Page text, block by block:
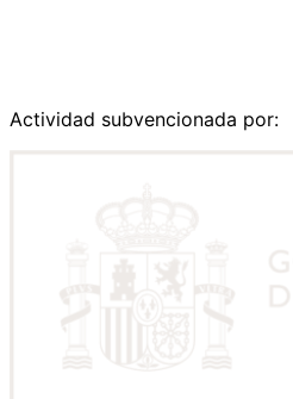
Actividad subvencionada por: